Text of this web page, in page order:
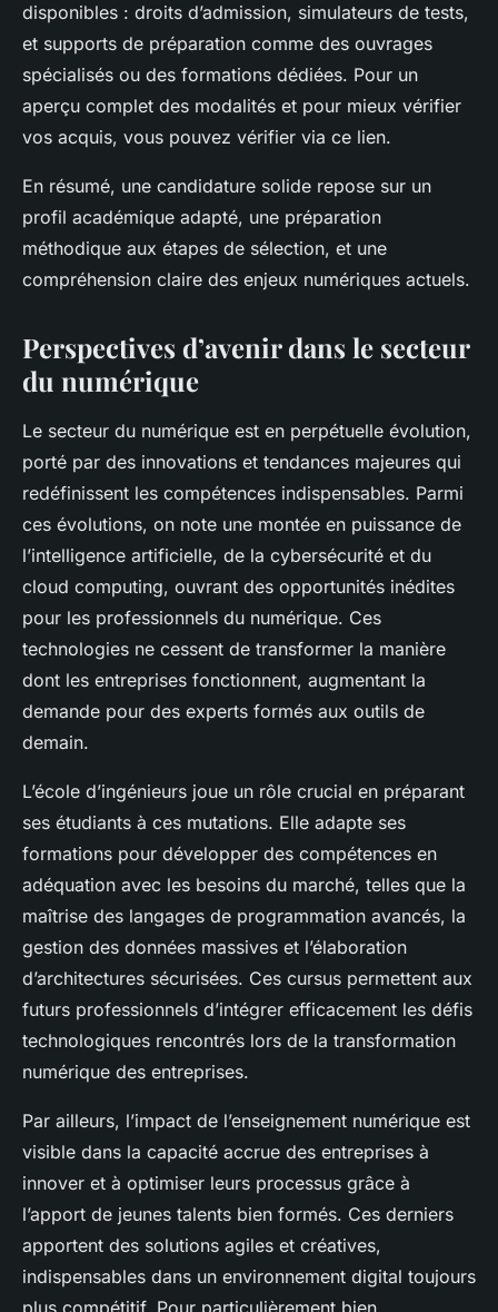
disponibles : droits d’admission, simulateurs de tests,
et supports de préparation comme des ouvrages
spécialisés ou des formations dédiées. Pour un
aperçu complet des modalités et pour mieux vérifier
vos acquis, vous pouvez vérifier via ce lien.
En résumé, une candidature solide repose sur un
profil académique adapté, une préparation
méthodique aux étapes de sélection, et une
compréhension claire des enjeux numériques actuels.
Perspectives d’avenir dans le secteur
du numérique
Le secteur du numérique est en perpétuelle évolution,
porté par des innovations et tendances majeures qui
redéfinissent les compétences indispensables. Parmi
ces évolutions, on note une montée en puissance de
l’intelligence artificielle, de la cybersécurité et du
cloud computing, ouvrant des opportunités inédites
pour les professionnels du numérique. Ces
technologies ne cessent de transformer la manière
dont les entreprises fonctionnent, augmentant la
demande pour des experts formés aux outils de
demain.
L’école d’ingénieurs joue un rôle crucial en préparant
ses étudiants à ces mutations. Elle adapte ses
formations pour développer des compétences en
adéquation avec les besoins du marché, telles que la
maîtrise des langages de programmation avancés, la
gestion des données massives et l’élaboration
d’architectures sécurisées. Ces cursus permettent aux
futurs professionnels d’intégrer efficacement les défis
technologiques rencontrés lors de la transformation
numérique des entreprises.
Par ailleurs, l’impact de l’enseignement numérique est
visible dans la capacité accrue des entreprises à
innover et à optimiser leurs processus grâce à
l’apport de jeunes talents bien formés. Ces derniers
apportent des solutions agiles et créatives,
indispensables dans un environnement digital toujours